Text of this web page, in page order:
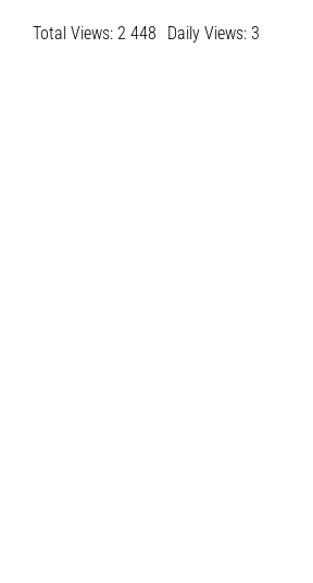
Total Views: 2 448 Daily Views: 3